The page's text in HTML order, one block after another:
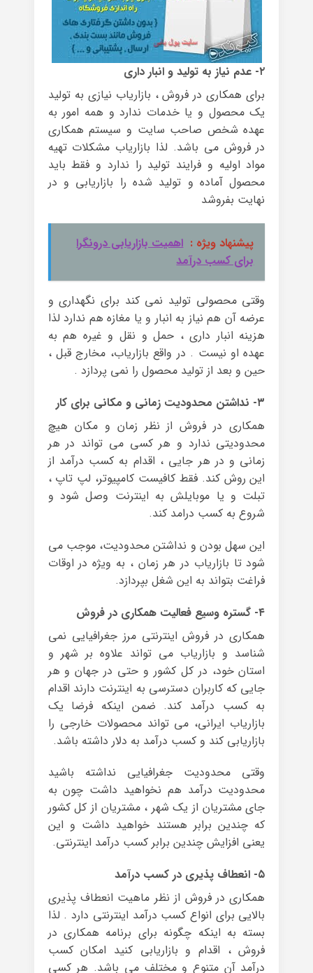
۲- عدم نیاز به تولید و انبار داری
برای همکاری در فروش ، بازاریاب نیازی به تولید
یک محصول و یا خدمات ندارد و همه امور به
عهده شخص صاحب سایت و سیستم همکاری
در فروش می باشد. لذا بازاریاب مشکلات تهیه
مواد اولیه و فرایند تولید را ندارد و فقط باید
محصول آماده و تولید شده را بازاریابی و در
نهایت بفروشد
پیشنهاد ویژه : اهمیت بازاریابی درونگرا
برای کسب درآمد
وقتی محصولی تولید نمی کند برای نگهداری و
عرضه آن هم نیاز به انبار و یا مغازه هم ندارد لذا
هزینه انبار داری ، حمل و نقل و غیره هم به
عهده او نیست . در واقع بازاریاب، مخارج قبل ،
حین و بعد از تولید محصول را نمی پردازد .
۳- نداشتن محدودیت زمانی و مکانی برای کار
همکاری در فروش از نظر زمان و مکان هیچ
محدودیتی ندارد و هر کسی می تواند در هر
زمانی و در هر جایی ، اقدام به کسب درآمد از
این روش کند. فقط کافیست کامپیوتر، لپ تاپ ،
تبلت و یا موبایلش به اینترنت وصل شود و
شروع به کسب درامد کند.
این سهل بودن و نداشتن محدودیت، موجب می
شود تا بازاریاب در هر زمان ، به ویژه در اوقات
فراغت بتواند به این شغل بپردازد.
۴- گستره وسیع فعالیت همکاری در فروش
همکاری در فروش اینترنتی مرز جغرافیایی نمی
شناسد و بازاریاب می تواند علاوه بر شهر و
استان خود، در کل کشور و حتی در جهان و هر
جایی که کاربران دسترسی به اینترنت دارند اقدام
به کسب درآمد کند. ضمن اینکه فرضا یک
بازاریاب ایرانی، می تواند محصولات خارجی را
بازاریابی کند و کسب درآمد به دلار داشته باشد.
وقتی محدودیت جغرافیایی نداشته باشید
محدودیت درآمد هم نخواهید داشت چون به
جای مشتریان از یک شهر ، مشتریان از کل کشور
که چندین برابر هستند خواهید داشت و این
یعنی افزایش چندین برابر کسب درآمد اینترنتی.
۵- انعطاف پذیری در کسب درآمد
همکاری در فروش از نظر ماهیت انعطاف پذیری
بالایی برای انواع کسب درآمد اینترنتی دارد . لذا
بسته به اینکه چگونه برای برنامه همکاری در
فروش ، اقدام و بازاریابی کنید امکان کسب
درآمد آن متنوع و مختلف می باشد. هر کسی